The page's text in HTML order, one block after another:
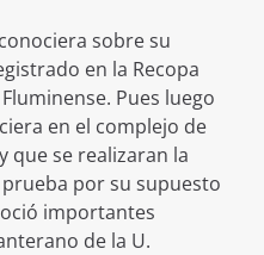
sobre su
en la Recopa
Pues luego
en el complejo de
que se realizaran la
por su supuesto
importantes
de la U.